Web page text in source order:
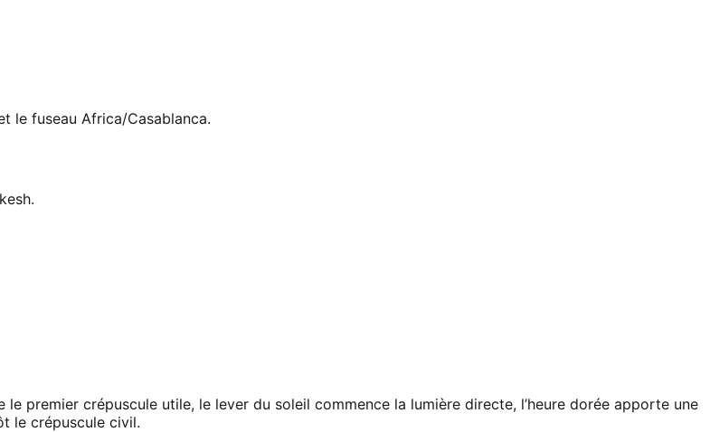
le fuseau Africa/Casablanca.
le premier crépuscule utile, le lever du soleil commence la lumière directe, l’heure dorée apporte une
le crépuscule civil.